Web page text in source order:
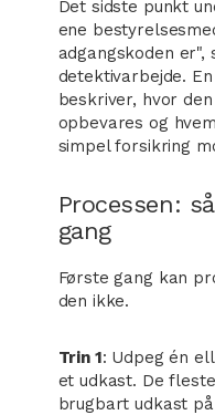
Det sidste punkt
ene
adgangskoden
detektivarbejde.
beskriver, hvor
opbevares og
simpel forsikring
Processen:
gang
Første gang kan
den ikke.
Trin 1: Udpeg én
et udkast. De
brugbart udkast